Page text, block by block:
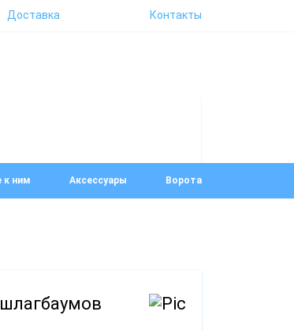
Доставка Контакты
к ним Аксессуары Ворота